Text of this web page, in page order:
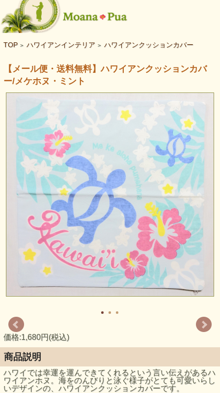
TOP > ハワイアンインテリア > ハワイアンクッションカバー
【メール便・送料無料】ハワイアンクッションカバ
ー/メケホヌ・ミント
価格:1,680円(税込)
商品説明
ハワイでは幸運を運んできてくれるという言い伝えがあるハ
ワイアンホヌ。海をのんびりと泳ぐ様子がとても可愛いらし
いデザインの、ハワイアンクッションカバーです。